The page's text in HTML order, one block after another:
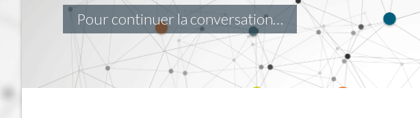
Pour continuer la conversation…